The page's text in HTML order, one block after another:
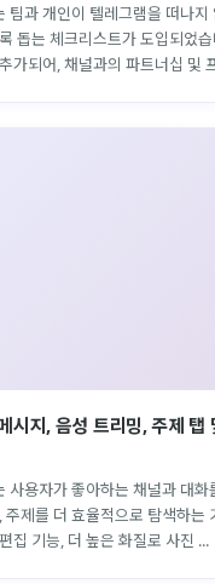
팀과 개인이 텔레그램을 떠나지
돕는 체크리스트가 도입되었
가되어, 채널과의 파트너십 및
시지, 음성 트리밍, 주제 탭
사용자가 좋아하는 채널과 대화
제를 더 효율적으로 탐색하는
집 기능, 더 높은 화질로 사진 ...